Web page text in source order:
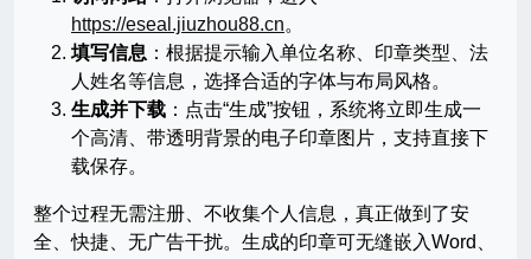
https://eseal.jiuzhou88.cn。
填写信息 ：根据提示输入单位名称、印章类型、法
人姓名等信息，选择合适的字体与布局风格。
生成并下载 ：点击“生成”按钮，系统将立即生成一
个高清、带透明背景的电子印章图片，支持直接下
载保存。
整个过程无需注册、不收集个人信息，真正做到了安
全、快捷、无广告干扰。生成的印章可无缝嵌入Word、